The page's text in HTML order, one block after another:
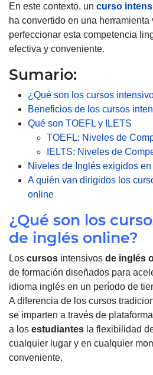
En este contexto, un curso
ha convertido en una
perfeccionar esta competencia
efectiva y conveniente.
Sumario:
¿Qué son los cursos
Beneficios de los cursos
Qué son TOEFL y ILETS
TOEFL: Niveles de
IELTS: Niveles de
Niveles de Inglés exigidos
A quién van dirigidos los
online
¿Qué son los
de inglés online?
Los cursos intensivos de inglés
de formación diseñados para
idioma inglés en un período de
A diferencia de los cursos
se imparten a través de
a los estudiantes la flexibilidad
cualquier lugar y en cualquier
conveniente.